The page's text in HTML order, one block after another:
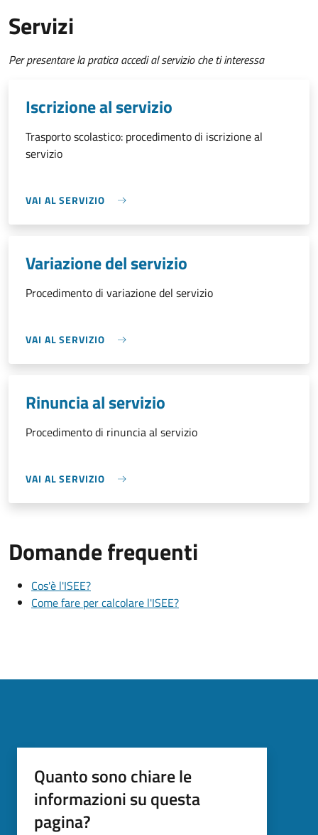
Servizi
Per presentare la pratica accedi al servizio che ti interessa
Iscrizione al servizio
Trasporto scolastico: procedimento di iscrizione al
servizio
VAI AL SERVIZIO
Variazione del servizio
Procedimento di variazione del servizio
VAI AL SERVIZIO
Rinuncia al servizio
Procedimento di rinuncia al servizio
VAI AL SERVIZIO
Domande frequenti
Cos'è l'ISEE?
Come fare per calcolare l'ISEE?
Quanto sono chiare le
informazioni su questa
pagina?